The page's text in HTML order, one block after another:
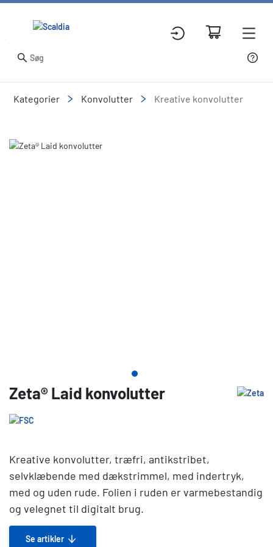
Kategorier Konvolutter Kreative konvolutter
Slide 1 of 1
Zeta® Laid konvolutter
Kreative konvolutter, træfri, antikstribet,
selvklæbende med dækstrimmel, med indertryk,
med og uden rude. Folien i ruden er varmebestandig
og velegnet til digitalt brug.
Se artikler